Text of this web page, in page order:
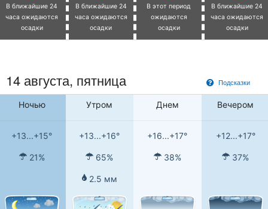
В ближайшие 24
часа ожидаются
осадки
В ближайшие 24
часа ожидаются
осадки
В этот период
ожидаются
осадки
В ближайшие 24
часа ожидаются
осадки
Подсказки
14 августа, пятница
Ночью Утром Днем Вечером
+13...+15° +13...+16° +16...+17° +12...+17°
21% 65% 38% 37%
2.5 мм